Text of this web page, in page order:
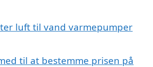
luft til vand varmepumper
til at bestemme prisen på